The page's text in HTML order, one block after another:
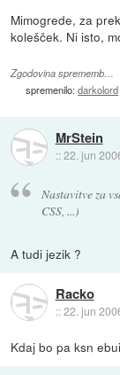
Mimogrede, za
kolešček. Ni isto,
Zgodovina sprememb…
spremenilo:darkolord
MrStein
::22. jun
Nastavitve za
CSS, ...)
A tudi jezik ?
Racko
::22. jun
Kdaj bo pa ksn